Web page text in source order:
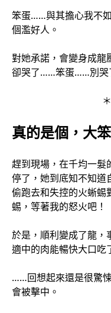
笨蛋……與其擔心我不
個濫好人。
對她承諾，會變身成龍
卻哭了……笨蛋……別
真的是個，大笨
趕到現場，在千均一髮
停了，她到底知不知道
偷跑去和失控的火蜥蜴
蜴，等著我的怒火吧！
於是，順利變成了龍，
適中的肉能暢快大口吃
……回想起來還是很驚
會被擊中。